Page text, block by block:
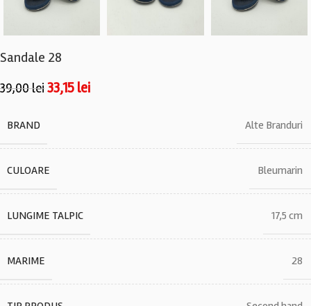
Sandale 28
39,00lei33,15 lei
BRAND Alte Branduri
CULOARE Bleumarin
LUNGIME TALPIC 17,5 cm
MARIME 28